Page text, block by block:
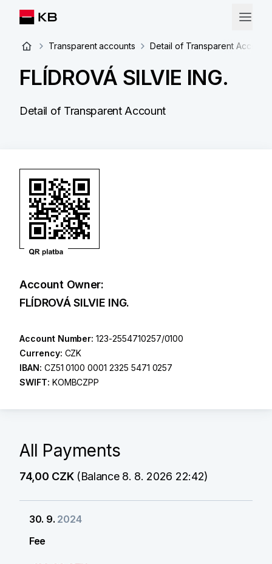
Transparent accounts Detail of Transparent Account
FLÍDROVÁ SILVIE ING.
Detail of Transparent Account
Account Owner:
FLÍDROVÁ SILVIE ING.
Account Number:123-2554710257/0100
Currency: CZK
IBAN: CZ51 0100 0001 2325 5471 0257
SWIFT: KOMBCZPP
All Payments
74,00 CZK(Balance 8. 8. 2026 22:42)
30. 9. 2024
Fee